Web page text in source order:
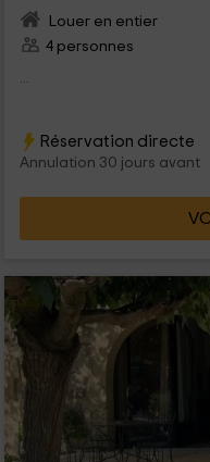
Louer en entier
4 personnes
Réservation directe
Annulation 30 jours avant